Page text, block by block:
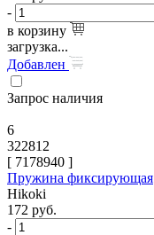
-
в корзину
загрузка...
Добавлен
Запрос наличия
6
322812
[ 7178940 ]
Пружина фиксирующая
Hikoki
172 руб.
-